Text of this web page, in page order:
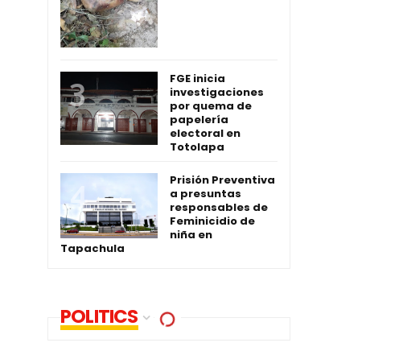
FGE inicia
investigaciones
por quema de
papelería
electoral en
Totolapa
Prisión Preventiva
a presuntas
responsables de
Feminicidio de
niña en
Tapachula
POLITICS